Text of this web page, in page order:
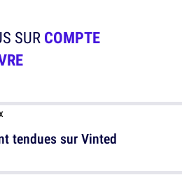
SURCOMPTE
tendues sur Vinted